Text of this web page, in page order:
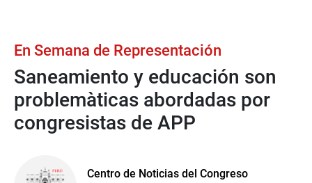
En Semana de Representación
Saneamiento y educación son
problemàticas abordadas por
congresistas de APP
Centro de Noticias del Congreso